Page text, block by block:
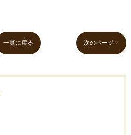
一覧に戻る 次のページ >